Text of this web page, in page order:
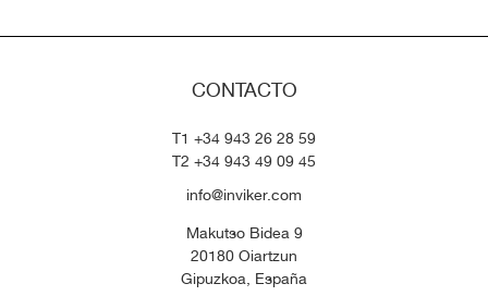
CONTACTO
T1 +34 943 26 28 59
T2 +34 943 49 09 45
info@inviker.com
Makutso Bidea 9
20180 Oiartzun
Gipuzkoa, España